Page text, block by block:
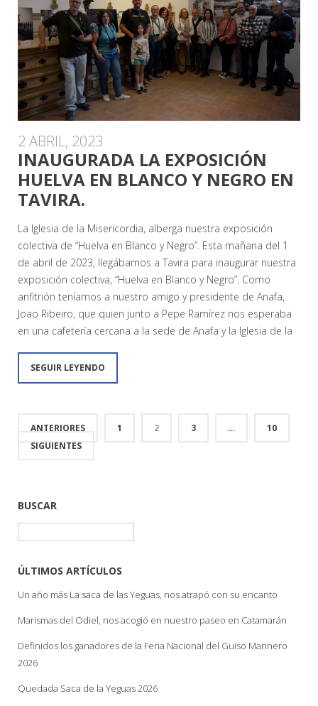
2 ABRIL, 2023
INAUGURADA LA EXPOSICIÓN
HUELVA EN BLANCO Y NEGRO EN
TAVIRA.
La Iglesia de la Misericordia, alberga nuestra exposición
colectiva de “Huelva en Blanco y Negro”. Esta mañana del 1
de abril de 2023, llegábamos a Tavira para inaugurar nuestra
exposición colectiva, “Huelva en Blanco y Negro”. Como
anfitrión teníamos a nuestro amigo y presidente de Anafa,
Joao Ribeiro, que quien junto a Pepe Ramírez nos esperaba
en una cafetería cercana a la sede de Anafa y la Iglesia de la
SEGUIR LEYENDO
ANTERIORES 1 2 3 …
10
SIGUIENTES
BUSCAR
ÚLTIMOS ARTÍCULOS
Un año más La saca de las Yeguas, nos atrapó con su encanto
Marismas del Odiel, nos acogió en nuestro paseo en Catamarán
Definidos los ganadores de la Feria Nacional del Guiso Marinero
2026
Quedada Saca de la Yeguas 2026